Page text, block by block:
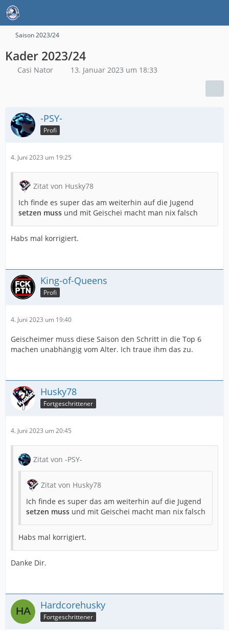
Saison 2023/24
Kader 2023/24
Casi Nator 13. Januar 2023 um 18:33
-PSY-
Profi
4. Juni 2023 um 19:25
Zitat von Husky78
Ich finde es super das am weiterhin auf die Jugend
setzen muss und mit Geischei macht man nix falsch
Habs mal korrigiert.
King-of-Queens
Profi
4. Juni 2023 um 19:40
Geischeimer muss diese Saison den Schritt in die Top 6
machen unabhängig vom Alter. Ich traue ihm das zu.
Husky78
Fortgeschrittener
4. Juni 2023 um 20:45
Zitat von -PSY-
Zitat von Husky78
Ich finde es super das am weiterhin auf die Jugend
setzen muss und mit Geischei macht man nix falsch
Habs mal korrigiert.
Danke Dir.
Hardcorehusky
Fortgeschrittener